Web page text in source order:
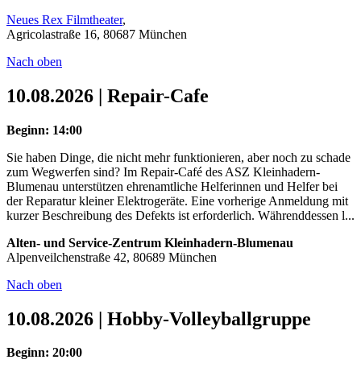
Neues Rex Filmtheater,
Agricolastraße 16, 80687 München
Nach oben
10.08.2026 | Repair-Cafe
Beginn: 14:00
Sie haben Dinge, die nicht mehr funktionieren, aber noch zu schade
zum Wegwerfen sind? Im Repair-Café des ASZ Kleinhadern-
Blumenau unterstützen ehrenamtliche Helferinnen und Helfer bei
der Reparatur kleiner Elektrogeräte. Eine vorherige Anmeldung mit
kurzer Beschreibung des Defekts ist erforderlich. Währenddessen l...
Alten- und Service-Zentrum Kleinhadern-Blumenau
Alpenveilchenstraße 42, 80689 München
Nach oben
10.08.2026 | Hobby-Volleyballgruppe
Beginn: 20:00